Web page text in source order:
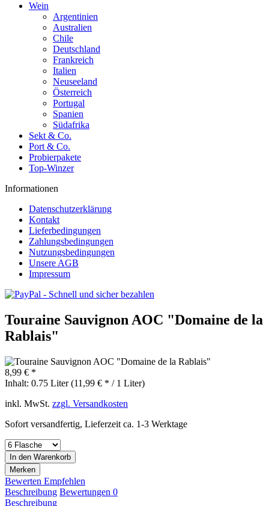
Wein
Argentinien
Australien
Chile
Deutschland
Frankreich
Italien
Neuseeland
Österreich
Portugal
Spanien
Südafrika
Sekt & Co.
Port & Co.
Probierpakete
Top-Winzer
Informationen
Datenschutzerklärung
Kontakt
Lieferbedingungen
Zahlungsbedingungen
Nutzungsbedingungen
Unsere AGB
Impressum
Touraine Sauvignon AOC "Domaine de la
Rablais"
8,99 € *
Inhalt: 0.75 Liter (11,99 € * / 1 Liter)
inkl. MwSt. zzgl. Versandkosten
Sofort versandfertig, Lieferzeit ca. 1-3 Werktage
In den Warenkorb
Merken
Bewerten Empfehlen
Beschreibung Bewertungen 0
Beschreibung